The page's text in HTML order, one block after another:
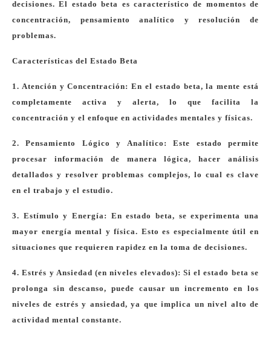
decisiones. El estado beta es característico de momentos de
concentración, pensamiento analítico y resolución de
problemas.
Características del Estado Beta
1. Atención y Concentración: En el estado beta, la mente está
completamente activa y alerta, lo que facilita la
concentración y el enfoque en actividades mentales y físicas.
2. Pensamiento Lógico y Analítico: Este estado permite
procesar información de manera lógica, hacer análisis
detallados y resolver problemas complejos, lo cual es clave
en el trabajo y el estudio.
3. Estímulo y Energía: En estado beta, se experimenta una
mayor energía mental y física. Esto es especialmente útil en
situaciones que requieren rapidez en la toma de decisiones.
4. Estrés y Ansiedad (en niveles elevados): Si el estado beta se
prolonga sin descanso, puede causar un incremento en los
niveles de estrés y ansiedad, ya que implica un nivel alto de
actividad mental constante.